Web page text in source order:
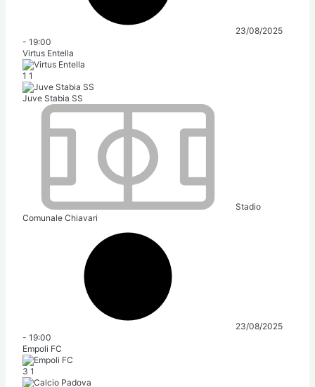
23/08/2025
- 19:00
Virtus Entella
1 1
Juve Stabia SS
Stadio
Comunale Chiavari
23/08/2025
- 19:00
Empoli FC
3 1